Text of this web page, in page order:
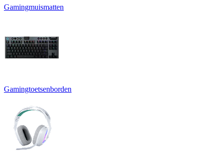
Gamingmuismatten
Gamingtoetsenborden